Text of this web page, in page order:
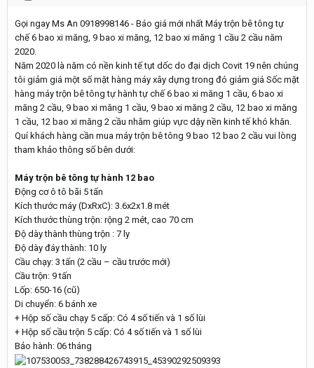
Gọi ngay Ms An 0918998146 - Báo giá mới nhất Máy trộn bê tông tự
chế 6 bao xi măng, 9 bao xi măng, 12 bao xi măng 1 cầu 2 cầu năm
2020.
Năm 2020 là năm có nền kinh tế tụt dốc do đại dịch Covit 19 nên chúng
tôi giảm giá một số mặt hàng máy xây dựng trong đó giảm giá Sốc mặt
hàng máy trộn bê tông tự hành tự chế 6 bao xi măng 1 cầu, 6 bao xi
măng 2 cầu, 9 bao xi măng 1 cầu, 9 bao xi măng 2 cầu, 12 bao xi măng
1 cầu, 12 bao xi măng 2 cầu nhằm giúp vực dậy nền kinh tế khó khăn.
Quí khách hàng cần mua máy trộn bê tông 9 bao 12 bao 2 cầu vui lòng
tham khảo thông số bên dưới:
Máy trộn bê tông tự hành 12 bao
Động cơ ô tô bãi 5 tấn
Kích thước máy (DxRxC): 3.6x2x1.8 mét
Kích thước thùng trộn: rộng 2 mét, cao 70 cm
Độ dày thành thùng trộn : 7 ly
Độ dày đáy thành: 10 ly
Cầu chạy: 3 tấn (2 cầu – cầu trước mới)
Cầu trộn: 9 tấn
Lốp: 650-16 (cũ)
Di chuyển: 6 bánh xe
+ Hộp số cầu chạy 5 cấp: Có 4 số tiến và 1 số lùi
+ Hộp số cầu trộn 5 cấp: Có 4 số tiến và 1 số lùi
Bảo hành: 06 tháng